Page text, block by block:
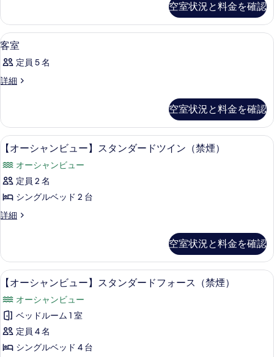
ー
ム
（2
3
定
員）
の
す
べ
て
の
を
表
示
す
る
ー
（2
～
3
定
細
て
の
写
真
を
す
る
細
空室状況と料金を確認
客
室
す
て
の
写
真
を
表
示
1
客室
定員 5 名
詳細
客
細
空室状況と料金を確認
【オ
シ
ャ
ビ
ー】
ス
タ
ン
ダ
ー
ド
【オーシャンビュー】スタンダード
4
【オーシャンビュー】スタンダードツイン（禁煙）
オーシャンビュー
定員 2 名
シングルベッド 2 台
詳細
【オ
ン
ビ
ュ
ス
タ
ン
ダ
ー
空室状況と料金を確認
【オ
シ
ャ
ン
【オーシャンビュー】スタンダード
4
【オーシャンビュー】スタンダードフォース（禁煙）
オーシャンビュー
ベッドルーム 1 室
定員 4 名
シングルベッド 4 台